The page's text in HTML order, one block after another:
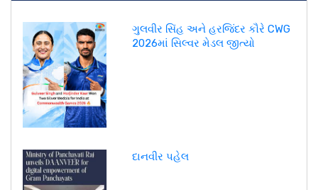
ગુલવીર સિંહ અને હરજિંદર કૌરે CWG
2026માં સિલ્વર મેડલ જીત્યો
દાનવીર પહેલ